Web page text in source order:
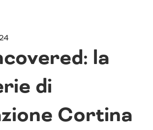
la
di
Cortina